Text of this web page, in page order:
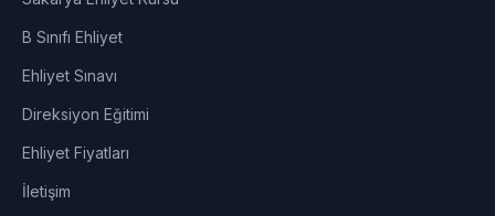
B Sınıfı Ehliyet
Ehliyet Sınavı
Direksiyon Eğitimi
Ehliyet Fiyatları
İletişim